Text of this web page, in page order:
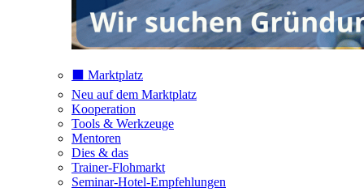
⬛️ Marktplatz
Neu auf dem Marktplatz
Kooperation
Tools & Werkzeuge
Mentoren
Dies & das
Trainer-Flohmarkt
Seminar-Hotel-Empfehlungen